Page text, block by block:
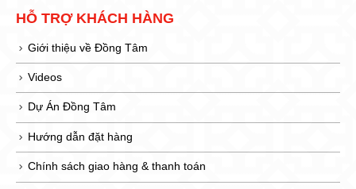
HỖ TRỢ KHÁCH HÀNG
Giới thiệu về Đồng Tâm
Videos
Dự Án Đồng Tâm
Hướng dẫn đặt hàng
Chính sách giao hàng & thanh toán